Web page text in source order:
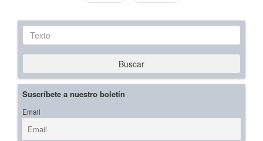
Texto
Buscar
Suscríbete a nuestro boletín
Email